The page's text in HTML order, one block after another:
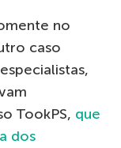
no
caso
TookPS, que
dos